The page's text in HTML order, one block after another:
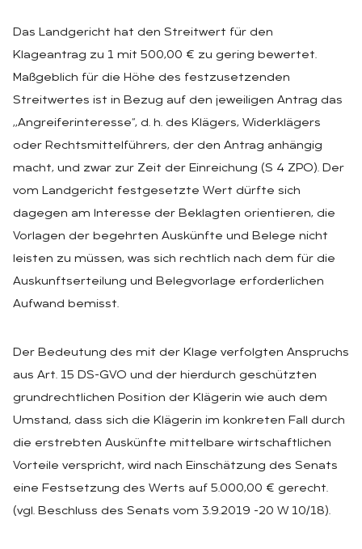
Das Landgericht hat den Streitwert für den
Klageantrag zu 1 mit 500,00 € zu gering bewertet.
Maßgeblich für die Höhe des festzusetzenden
Streitwertes ist in Bezug auf den jeweiligen Antrag das
,,Angreiferinteresse“, d. h. des Klägers, Widerklägers
oder Rechtsmittelführers, der den Antrag anhängig
macht, und zwar zur Zeit der Einreichung (S 4 ZPO). Der
vom Landgericht festgesetzte Wert dürfte sich
dagegen am lnteresse der Beklagten orientieren, die
Vorlagen der begehrten Auskünfte und Belege nicht
leisten zu müssen, was sich rechtlich nach dem für die
Auskunftserteilung und Belegvorlage erforderlichen
Aufwand bemisst.
Der Bedeutung des mit der Klage verfolgten Anspruchs
aus Art. 15 DS-GVO und der hierdurch geschützten
grundrechtlichen Position der Klägerin wie auch dem
Umstand, dass sich die Klägerin im konkreten Fall durch
die erstrebten Auskünfte mittelbare wirtschaftlichen
Vorteile verspricht, wird nach Einschätzung des Senats
eine Festsetzung des Werts auf 5.000,00 € gerecht.
(vgl. Beschluss des Senats vom 3.9.2019 -20 W 10/18).